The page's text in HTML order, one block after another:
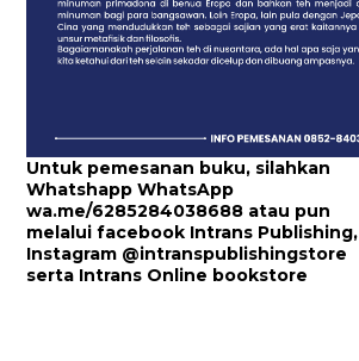
Untuk pemesanan buku, silahkan
Whatshapp WhatsApp
wa.me/6285284038688 atau pun
melalui facebook Intrans Publishing,
Instagram @intranspublishingstore
serta Intrans Online bookstore